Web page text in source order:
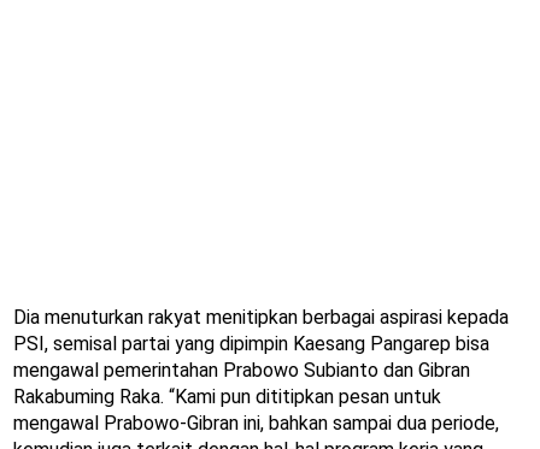
Dia menuturkan rakyat menitipkan berbagai aspirasi kepada
PSI, semisal partai yang dipimpin Kaesang Pangarep bisa
mengawal pemerintahan Prabowo Subianto dan Gibran
Rakabuming Raka. “Kami pun dititipkan pesan untuk
mengawal Prabowo-Gibran ini, bahkan sampai dua periode,